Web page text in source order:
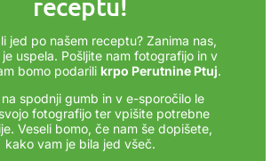
receptu!
jed po našem receptu? Zanima nas,
uspela. Pošljite nam fotografijo in v
bomo podarili krpo Perutnine Ptuj.
spodnji gumb in v e-sporočilo le
fotografijo ter vpišite potrebne
Veseli bomo, če nam še dopišete,
kako vam je bila jed všeč.